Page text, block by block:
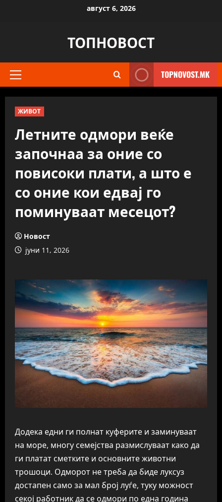
август 6, 2026
ТОПНОВОСТ
Primary
TOPNOVOST.MK
ЖИВОТ
Летните одмори веќе
започнаа за оние со
повисоки плати, а што е
со оние кои едвај го
поминуваат месецот?
Новост
јуни 11, 2026
Додека едни ги полнат куферите и заминуваат
на море, многу семејства размислуваат како да
ги платат сметките и основните животни
трошоци. Одморот не треба да биде луксуз
достапен само за мал број луѓе, туку можност
секој работник да се одмори по една година